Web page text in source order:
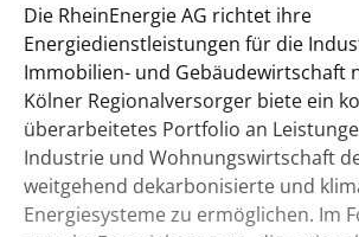
Die RheinEnergie AG richtet ihre
Energiedienstleistungen für die
Immobilien- und Gebäudewirtschaft
Kölner Regionalversorger biete ein
überarbeitetes Portfolio an
Industrie und Wohnungswirtschaft
weitgehend dekarbonisierte und
Energiesysteme zu ermöglichen. Im